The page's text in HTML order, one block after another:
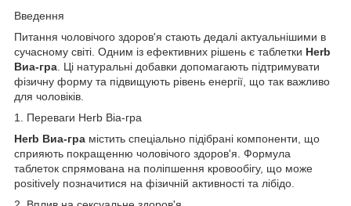
Введення
Питання чоловічого здоров'я стають дедалі актуальнішими в
сучасному світі. Одним із ефективних рішень є таблетки Herb
Виа-гра . Ці натуральні добавки допомагають підтримувати
фізичну форму та підвищують рівень енергії, що так важливо
для чоловіків.
1. Переваги Herb Віа-гра
Herb Виа-гра містить спеціально підібрані компоненти, що
сприяють покращенню чоловічого здоров'я. Формула
таблеток спрямована на поліпшення кровообігу, що може
positively позначитися на фізичній активності та лібідо.